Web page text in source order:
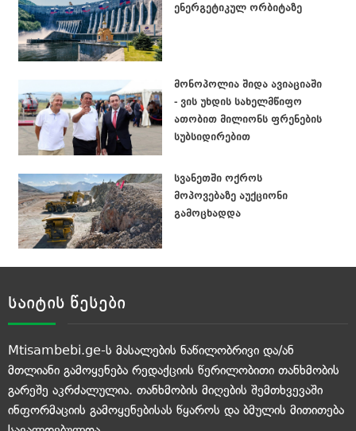
ენერგეტიკულ ორბიტაზე
მონოპოლია შიდა ავიაციაში
- ვის უხდის სახელმწიფო
ათობით მილიონს ფრენების
სუბსიდირებით
სვანეთში ოქროს
მოპოვებაზე აუქციონი
გამოცხადდა
საიტის წესები
Mtisambebi.ge-ს მასალების ნაწილობრივი და/ან
მთლიანი გამოყენება რედაქციის წერილობითი თანხმობის
გარეშე აკრძალულია. თანხმობის მიღების შემთხვევაში
ინფორმაციის გამოყენებისას წყაროს და ბმულის მითითება